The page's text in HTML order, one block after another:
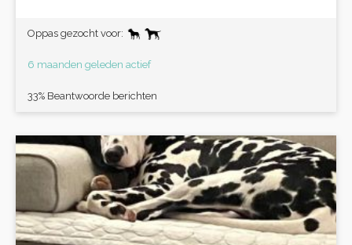
Oppas gezocht voor:
6 maanden geleden actief
33% Beantwoorde berichten